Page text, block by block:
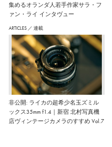
集めるオランダ人若手作家サラ・フ
ァン・ライ インタヴュー
ARTICLES ／ 連載
非公開: ライカの超希少名玉ズミル
ックス35mm f1.4｜新宿 北村写真機
店ヴィンテージカメラのすすめ Vol.7